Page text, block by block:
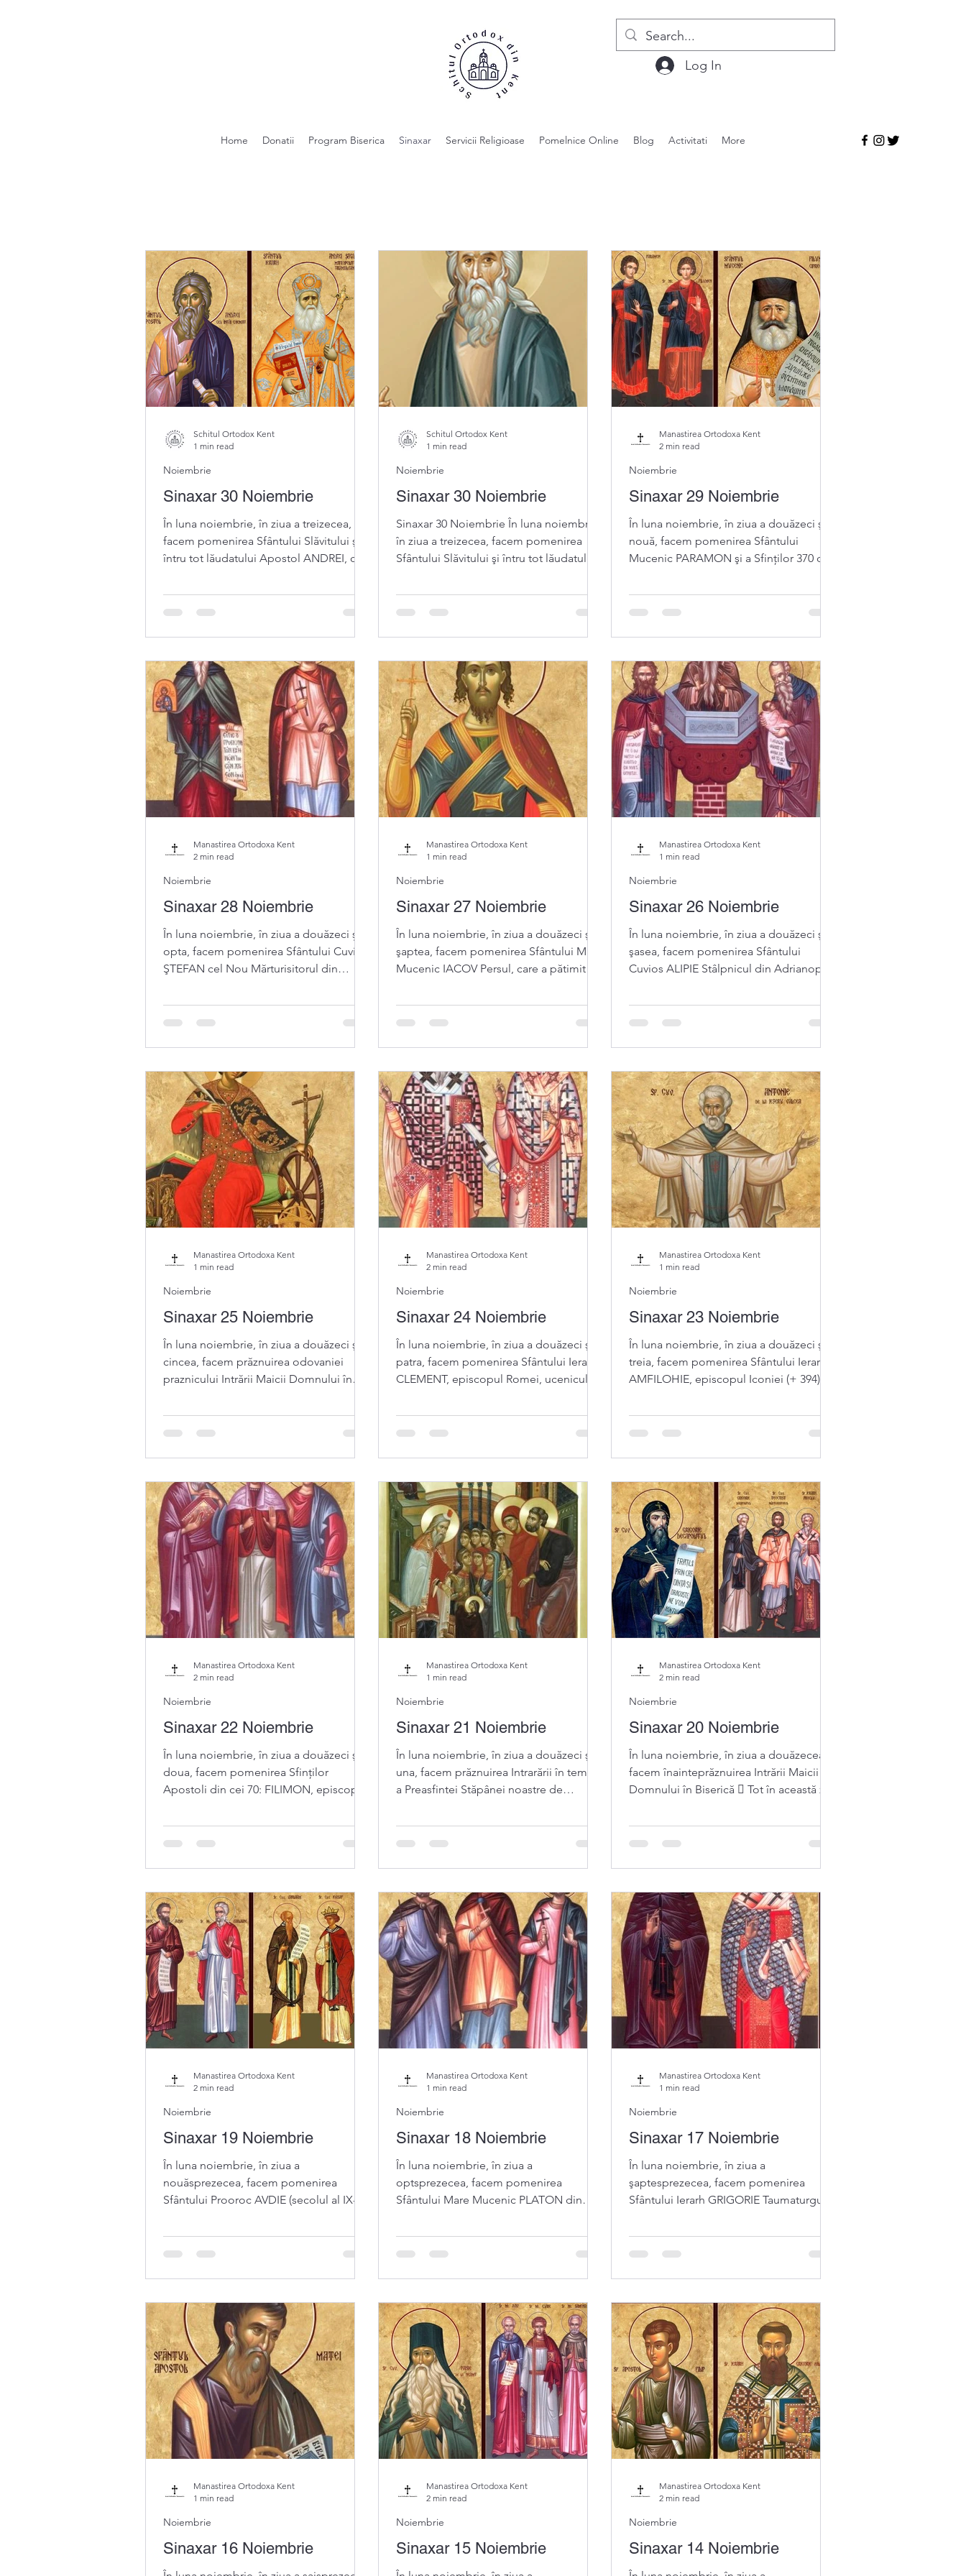
Log In
Home Donatii Program Biserica Sinaxar Servicii Religioase Pomelnice Online Blog Activitati More
Sinaxar 30 Noiembrie
În luna noiembrie, în ziua a treizecea,
facem pomenirea Sfântului Slăvitului şi
întru tot lăudatului Apostol ANDREI, cel
Noiembrie
Schitul Ortodox Kent
1 min read
Sinaxar 30 Noiembrie
Sinaxar 30 Noiembrie În luna noiembrie,
în ziua a treizecea, facem pomenirea
Sfântului Slăvitului şi întru tot lăudatului
Noiembrie
Schitul Ortodox Kent
1 min read
Sinaxar 29 Noiembrie
În luna noiembrie, în ziua a douăzeci şi
nouă, facem pomenirea Sfântului
Mucenic PARAMON şi a Sfinților 370 de
Noiembrie
Manastirea Ortodoxa Kent
2 min read
Sinaxar 28 Noiembrie
În luna noiembrie, în ziua a douăzeci și
opta, facem pomenirea Sfântului Cuvios
ŞTEFAN cel Nou Mărturisitorul din
Noiembrie
Manastirea Ortodoxa Kent
2 min read
Sinaxar 27 Noiembrie
În luna noiembrie, în ziua a douăzeci şi
şaptea, facem pomenirea Sfântului Mare
Mucenic IACOV Persul, care a pătimit în
Noiembrie
Manastirea Ortodoxa Kent
1 min read
Sinaxar 26 Noiembrie
În luna noiembrie, în ziua a douăzeci şi
şasea, facem pomenirea Sfântului
Cuvios ALIPIE Stâlpnicul din Adrianopol
Noiembrie
Manastirea Ortodoxa Kent
1 min read
Sinaxar 25 Noiembrie
În luna noiembrie, în ziua a douăzeci şi
cincea, facem prăznuirea odovaniei
praznicului Intrării Maicii Domnului în
Noiembrie
Manastirea Ortodoxa Kent
1 min read
Sinaxar 24 Noiembrie
În luna noiembrie, în ziua a douăzeci şi
patra, facem pomenirea Sfântului Ierarh
CLEMENT, episcopul Romei, ucenicul
Noiembrie
Manastirea Ortodoxa Kent
2 min read
Sinaxar 23 Noiembrie
În luna noiembrie, în ziua a douăzeci şi
treia, facem pomenirea Sfântului Ierarh
AMFILOHIE, episcopul Iconiei (+ 394)
Noiembrie
Manastirea Ortodoxa Kent
1 min read
Sinaxar 22 Noiembrie
În luna noiembrie, în ziua a douăzeci şi
doua, facem pomenirea Sfinților
Apostoli din cei 70: FILIMON, episcop
Noiembrie
Manastirea Ortodoxa Kent
2 min read
Sinaxar 21 Noiembrie
În luna noiembrie, în ziua a douăzeci şi
una, facem prăznuirea Intrarării în templu
a Preasfintei Stăpânei noastre de
Noiembrie
Manastirea Ortodoxa Kent
1 min read
Sinaxar 20 Noiembrie
În luna noiembrie, în ziua a douăzecea,
facem înainteprăznuirea Intrării Maicii
Domnului în Biserică  Tot în această zi,
Noiembrie
Manastirea Ortodoxa Kent
2 min read
Sinaxar 19 Noiembrie
În luna noiembrie, în ziua a
nouăsprezecea, facem pomenirea
Sfântului Prooroc AVDIE (secolul al IX-lea
Noiembrie
Manastirea Ortodoxa Kent
2 min read
Sinaxar 18 Noiembrie
În luna noiembrie, în ziua a
optsprezecea, facem pomenirea
Sfântului Mare Mucenic PLATON din
(+...
Noiembrie
Manastirea Ortodoxa Kent
1 min read
Sinaxar 17 Noiembrie
În luna noiembrie, în ziua a
şaptesprezecea, facem pomenirea
Sfântului Ierarh GRIGORIE Taumaturgul,
Noiembrie
Manastirea Ortodoxa Kent
1 min read
Sinaxar 16 Noiembrie
Noiembrie
Manastirea Ortodoxa Kent
1 min read
Sinaxar 15 Noiembrie
Noiembrie
Manastirea Ortodoxa Kent
2 min read
Sinaxar 14 Noiembrie
Noiembrie
Manastirea Ortodoxa Kent
2 min read